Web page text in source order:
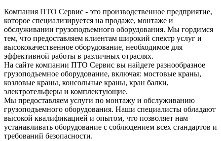
Компания ПТО Сервис - это производственное предприятие,
которое специализируется на продаже, монтаже и
обслуживании грузоподъемного оборудования. Мы гордимся
тем, что предоставляем клиентам широкий спектр услуг и
высококачественное оборудование, необходимое для
эффективной работы в различных отраслях.
На сайте компании ПТО Сервис вы найдете разнообразное
грузоподъемное оборудование, включая: мостовые краны,
козловые краны, консольные краны, кран балки,
электротельферы и комплектующие.
Мы предоставляем услуги по монтажу и обслуживанию
грузоподъемного оборудования. Наши специалисты обладают
высокой квалификацией и опытом, что позволяет нам
устанавливать оборудование с соблюдением всех стандартов и
требований безопасности.